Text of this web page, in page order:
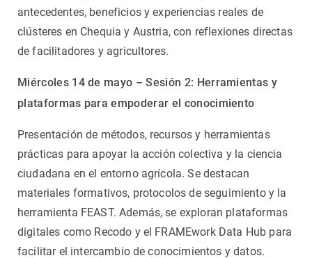
antecedentes, beneficios y experiencias reales de
clústeres en Chequia y Austria, con reflexiones directas
de facilitadores y agricultores.
Miércoles 14 de mayo – Sesión 2: Herramientas y
plataformas para empoderar el conocimiento
Presentación de métodos, recursos y herramientas
prácticas para apoyar la acción colectiva y la ciencia
ciudadana en el entorno agrícola. Se destacan
materiales formativos, protocolos de seguimiento y la
herramienta FEAST. Además, se exploran plataformas
digitales como Recodo y el FRAMEwork Data Hub para
facilitar el intercambio de conocimientos y datos.